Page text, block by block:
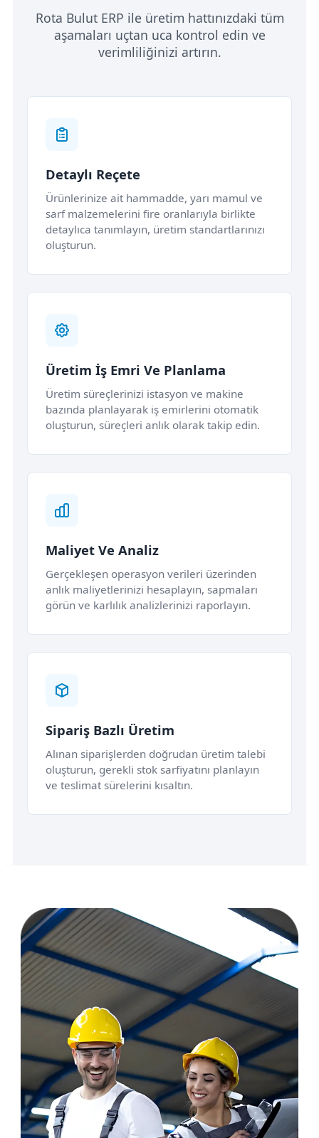
Rota Bulut ERP ile üretim hattınızdaki tüm
aşamaları uçtan uca kontrol edin ve
verimliliğinizi artırın.
Detaylı Reçete
Ürünlerinize ait hammadde, yarı mamul ve
sarf malzemelerini fire oranlarıyla birlikte
detaylıca tanımlayın, üretim standartlarınızı
oluşturun.
Üretim İş Emri Ve Planlama
Üretim süreçlerinizi istasyon ve makine
bazında planlayarak iş emirlerini otomatik
oluşturun, süreçleri anlık olarak takip edin.
Maliyet Ve Analiz
Gerçekleşen operasyon verileri üzerinden
anlık maliyetlerinizi hesaplayın, sapmaları
görün ve karlılık analizlerinizi raporlayın.
Sipariş Bazlı Üretim
Alınan siparişlerden doğrudan üretim talebi
oluşturun, gerekli stok sarfiyatını planlayın
ve teslimat sürelerini kısaltın.